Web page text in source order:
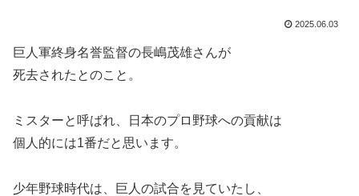
2025.06.03
巨人軍終身名誉監督の長嶋茂雄さんが
死去されたとのこと。
ミスターと呼ばれ、日本のプロ野球への貢献は
個人的には1番だと思います。
少年野球時代は、巨人の試合を見ていたし、